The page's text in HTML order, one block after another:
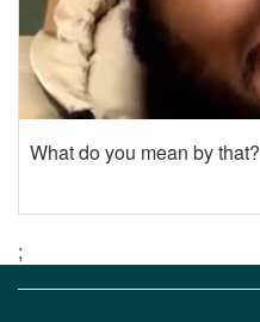
What do you mean by
;